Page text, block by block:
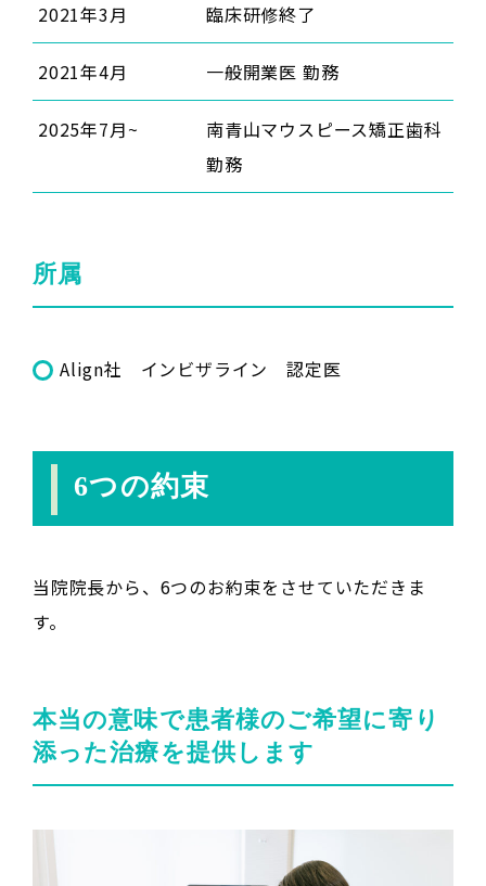
2021年3月 臨床研修終了
2021年4月 一般開業医 勤務
2025年7月~
南青山マウスピース矯正歯科
勤務
所属
Align社 インビザライン 認定医
6つの約束
当院院長から、6つのお約束をさせていただきま
す。
本当の意味で患者様のご希望に寄り
添った治療を提供します